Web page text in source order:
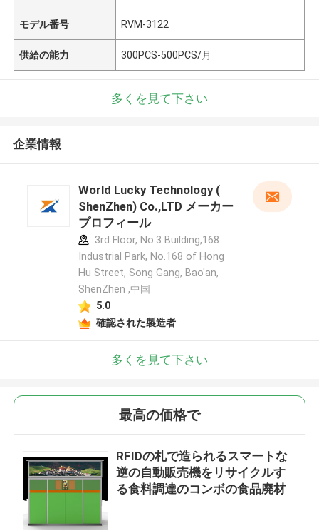
モデル番号 RVM-3122
供給の能力 300PCS-500PCS/月
多くを見て下さい
企業情報
World Lucky Technology (
ShenZhen) Co.,LTD メーカー
プロフィール
3rd Floor, No.3 Building,168
Industrial Park, No.168 of Hong
Hu Street, Song Gang, Bao'an,
ShenZhen ,中国
5.0
確認された製造者
多くを見て下さい
最高の価格で
RFIDの札で造られるスマートな
逆の自動販売機をリサイクルす
る食料調達のコンボの食品廃材